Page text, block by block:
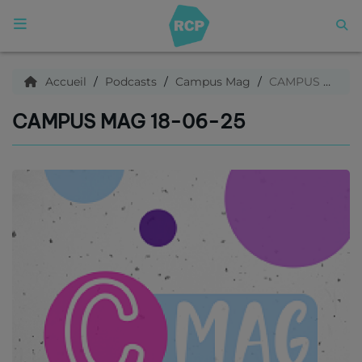
ACCUEIL
Qui sommes nous ?
Articles
C'est quoi ce titre ?
Archives
Accueil Podcasts Campus Mag CAMPUS MAG 18-06-25
CAMPUS MAG 18-06-25